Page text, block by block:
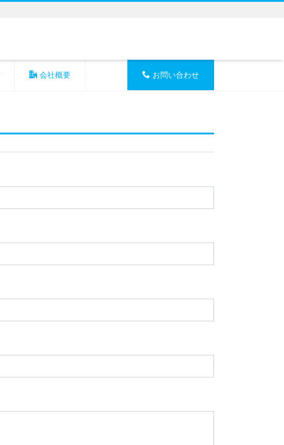
会社概要 お問い合わせ